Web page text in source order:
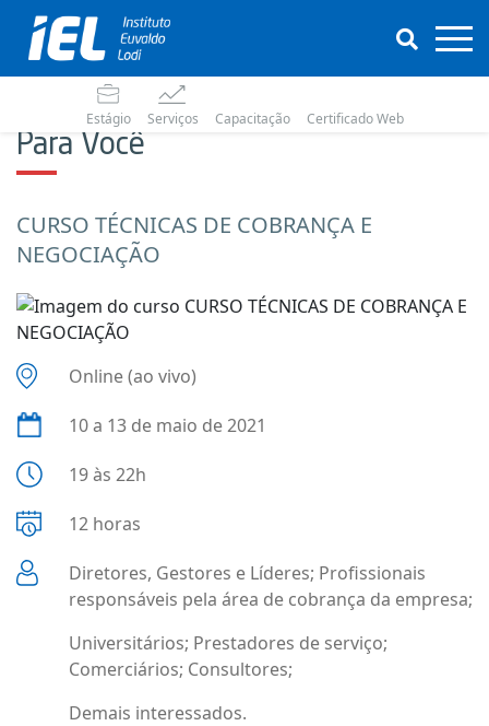
Estágio Serviços Capacitação Certificado Web
Para Você
CURSO TÉCNICAS DE COBRANÇA E
NEGOCIAÇÃO
Online (ao vivo)
10 a 13 de maio de 2021
19 às 22h
12 horas
Diretores, Gestores e Líderes; Profissionais
responsáveis pela área de cobrança da empresa;
Universitários; Prestadores de serviço;
Comerciários; Consultores;
Demais interessados.